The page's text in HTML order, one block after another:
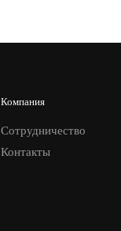
Компания
Сотрудничество
Контакты